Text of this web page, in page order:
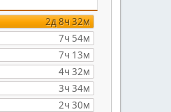
2д 8ч 32м
7ч 54м
7ч 13м
4ч 32м
3ч 34м
2ч 30м